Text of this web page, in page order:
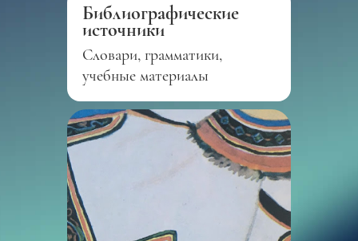
Библиографические
источники
Словари, грамматики,
учебные материалы